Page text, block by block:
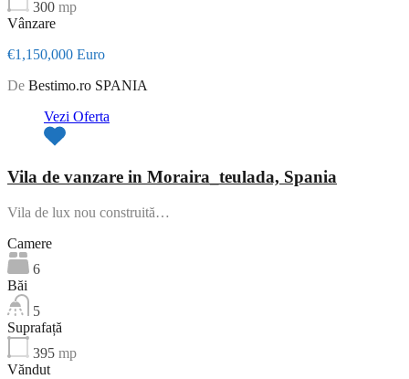
300 mp
Vânzare
€1,150,000 Euro
De Bestimo.ro SPANIA
Vezi Oferta
Vila de vanzare in Moraira_teulada, Spania
Vila de lux nou construită…
Camere
6
Băi
5
Suprafață
395 mp
Văndut